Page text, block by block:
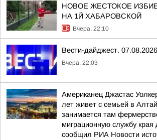
НОВОЕ ЖЕСТОКОЕ
НА 1Й ХАБАРОВСКОЙ
Вчера, 22:10
Вести-дайджест. 07.08.2026
Вчера, 22:03
Американец Джастас
лет живет с семьей в
занимается там
миграционную службу края
сообщил РИА Новости